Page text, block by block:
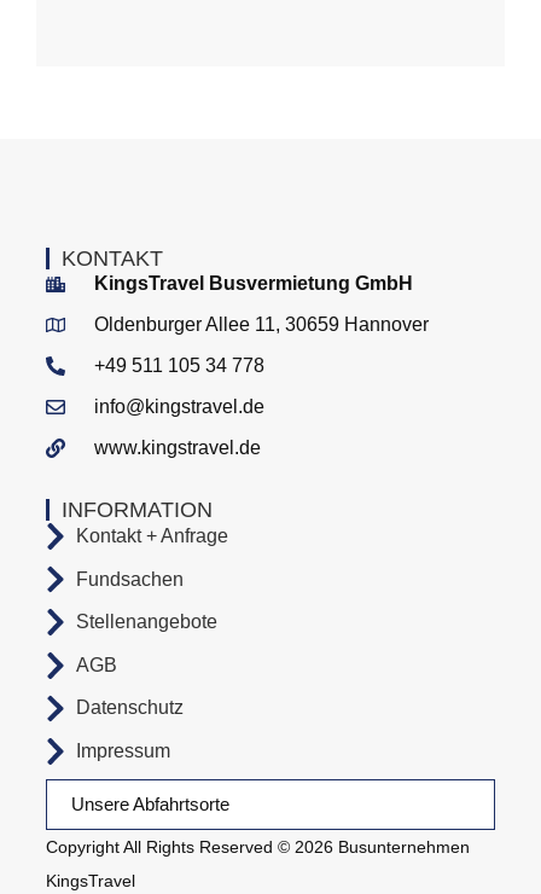
Copyright All Rights Reserved © 2026 Busunternehmen
KingsTravel
Unsere Abfahrtsorte
INFORMATION
Kontakt + Anfrage
Fundsachen
Stellenangebote
AGB
Datenschutz
Impressum
KONTAKT
KingsTravel Busvermietung GmbH
Oldenburger Allee 11, 30659 Hannover
+49 511 105 34 778
info@kingstravel.de
www.kingstravel.de